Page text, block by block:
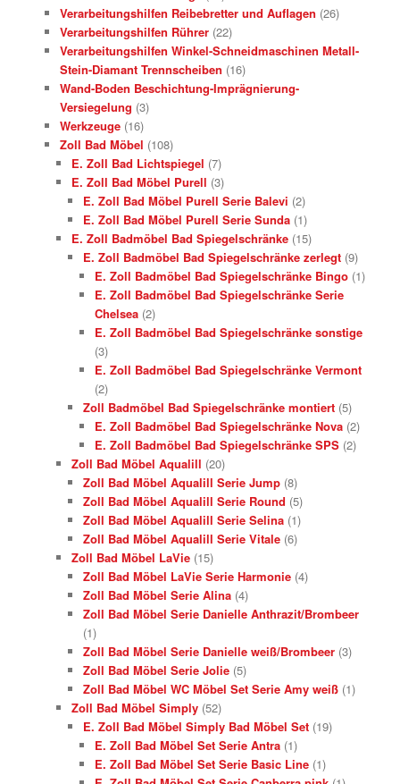
Verarbeitungshilfen Reibebretter und Auflagen (26)
Verarbeitungshilfen Rührer (22)
Verarbeitungshilfen Winkel-Schneidmaschinen Metall-
Stein-Diamant Trennscheiben (16)
Wand-Boden Beschichtung-Imprägnierung-
Versiegelung (3)
Werkzeuge (16)
Zoll Bad Möbel (108)
E. Zoll Bad Lichtspiegel (7)
E. Zoll Bad Möbel Purell (3)
E. Zoll Bad Möbel Purell Serie Balevi (2)
E. Zoll Bad Möbel Purell Serie Sunda (1)
E. Zoll Badmöbel Bad Spiegelschränke (15)
E. Zoll Badmöbel Bad Spiegelschränke zerlegt (9)
E. Zoll Badmöbel Bad Spiegelschränke Bingo (1)
E. Zoll Badmöbel Bad Spiegelschränke Serie
Chelsea (2)
E. Zoll Badmöbel Bad Spiegelschränke sonstige
(3)
E. Zoll Badmöbel Bad Spiegelschränke Vermont
(2)
Zoll Badmöbel Bad Spiegelschränke montiert (5)
E. Zoll Badmöbel Bad Spiegelschränke Nova (2)
E. Zoll Badmöbel Bad Spiegelschränke SPS (2)
Zoll Bad Möbel Aqualill (20)
Zoll Bad Möbel Aqualill Serie Jump (8)
Zoll Bad Möbel Aqualill Serie Round (5)
Zoll Bad Möbel Aqualill Serie Selina (1)
Zoll Bad Möbel Aqualill Serie Vitale (6)
Zoll Bad Möbel LaVie (15)
Zoll Bad Möbel LaVie Serie Harmonie (4)
Zoll Bad Möbel Serie Alina (4)
Zoll Bad Möbel Serie Danielle Anthrazit/Brombeer
(1)
Zoll Bad Möbel Serie Danielle weiß/Brombeer (3)
Zoll Bad Möbel Serie Jolie (5)
Zoll Bad Möbel WC Möbel Set Serie Amy weiß (1)
Zoll Bad Möbel Simply (52)
E. Zoll Bad Möbel Simply Bad Möbel Set (19)
E. Zoll Bad Möbel Set Serie Antra (1)
E. Zoll Bad Möbel Set Serie Basic Line (1)